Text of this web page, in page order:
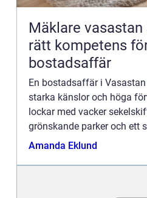
Mäklare vasastan så hittar du
rätt kompetens
bostadsaffär
En bostadsaffär i
starka känslor och höga
lockar med vacker
grönskande parker och ett
att slå. Samtidigt är
Amanda Eklund